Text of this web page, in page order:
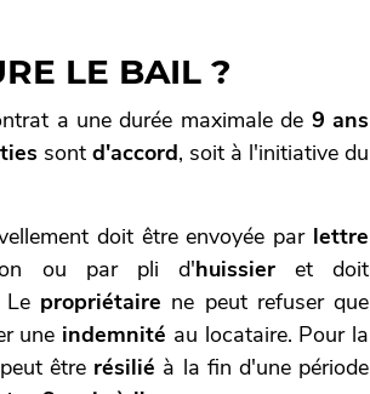
LE BAIL ?
a une durée maximale de 9 ans
sont d'accord, soit à l'initiative du
doit être envoyée par lettre
ou par pli d'huissier et doit
Le propriétaire ne peut refuser que
une indemnité au locataire. Pour la
peut être résilié à la fin d'une période